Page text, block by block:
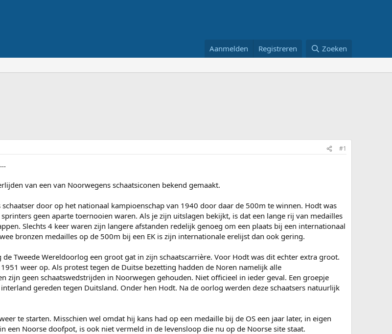
Aanmelden Registreren Zoeken
#1
van een van Noorwegens schaatsiconen bekend gemaakt.
door op het nationaal kampioenschap van 1940 door daar de 500m te winnen. Hodt was
geen aparte toernooien waren. Als je zijn uitslagen bekijkt, is dat een lange rij van medailles
Slechts 4 keer waren zijn langere afstanden redelijk genoeg om een plaats bij een internationaal
bronzen medailles op de 500m bij een EK is zijn internationale erelijst dan ook gering.
Tweede Wereldoorlog een groot gat in zijn schaatscarrière. Voor Hodt was dit echter extra groot.
weer op. Als protest tegen de Duitse bezetting hadden de Noren namelijk alle
zijn geen schaatswedstrijden in Noorwegen gehouden. Niet officieel in ieder geval. Een groepje
gereden tegen Duitsland. Onder hen Hodt. Na de oorlog werden deze schaatsers natuurlijk
te starten. Misschien wel omdat hij kans had op een medaille bij de OS een jaar later, in eigen
een Noorse doofpot, is ook niet vermeld in de levensloop die nu op de Noorse site staat.